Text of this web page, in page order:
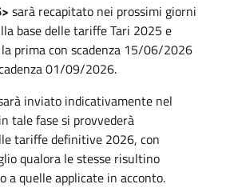
sarà recapitato nei prossimi giorni
base delle tariffe Tari 2025 e
prima con scadenza 15/06/2026
01/09/2026.
inviato indicativamente nel
tale fase si provvederà
tariffe definitive 2026, con
qualora le stesse risultino
a quelle applicate in acconto.